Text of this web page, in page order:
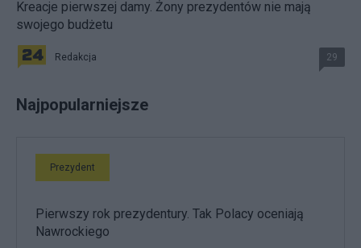
Kreacje pierwszej damy. Żony prezydentów nie mają
swojego budżetu
Redakcja 29
Najpopularniejsze
Prezydent
Pierwszy rok prezydentury. Tak Polacy oceniają
Nawrockiego